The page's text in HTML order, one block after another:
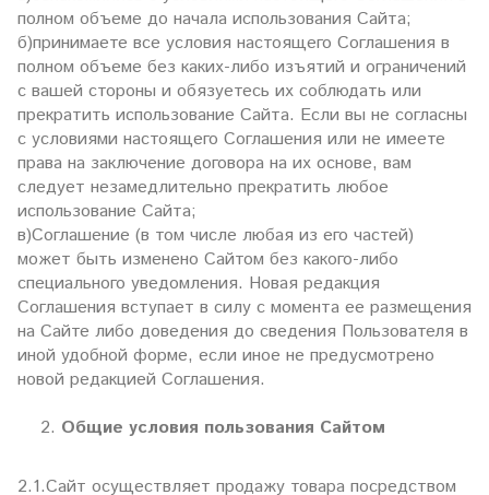
полном объеме до начала использования Сайта;
б)принимаете все условия настоящего Соглашения в
полном объеме без каких-либо изъятий и ограничений
с вашей стороны и обязуетесь их соблюдать или
прекратить использование Сайта. Если вы не согласны
с условиями настоящего Соглашения или не имеете
права на заключение договора на их основе, вам
следует незамедлительно прекратить любое
использование Сайта;
в)Соглашение (в том числе любая из его частей)
может быть изменено Сайтом без какого-либо
специального уведомления. Новая редакция
Соглашения вступает в силу с момента ее размещения
на Сайте либо доведения до сведения Пользователя в
иной удобной форме, если иное не предусмотрено
новой редакцией Соглашения.
Общие условия пользования Сайтом
2.1.Сайт осуществляет продажу товара посредством